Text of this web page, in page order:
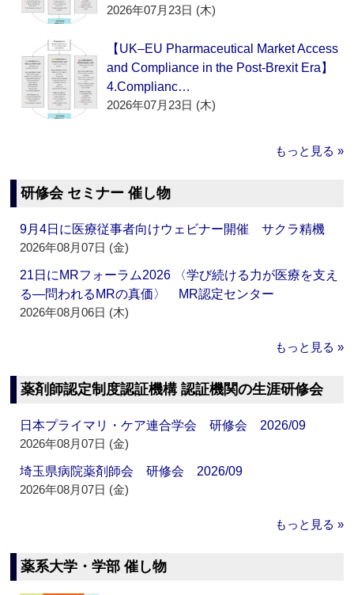
2026年07月23日 (木)
【UK–EU Pharmaceutical Market Access
and Compliance in the Post-Brexit Era】
4.Complianc…
2026年07月23日 (木)
もっと見る »
研修会 セミナー 催し物
9月4日に医療従事者向けウェビナー開催 サクラ精機
2026年08月07日 (金)
21日にMRフォーラム2026 〈学び続ける力が医療を支え
る―問われるMRの真価〉 MR認定センター
2026年08月06日 (木)
もっと見る »
薬剤師認定制度認証機構 認証機関の生涯研修会
日本プライマリ・ケア連合学会 研修会 2026/09
2026年08月07日 (金)
埼玉県病院薬剤師会 研修会 2026/09
2026年08月07日 (金)
もっと見る »
薬系大学・学部 催し物